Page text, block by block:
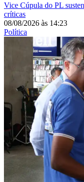
Vice Cúpula do PL
críticas
08/08/2026 às 14:23
Política